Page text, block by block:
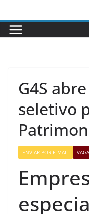
para
o
G4S
seletivo
ENVIAR POR E-MAIL